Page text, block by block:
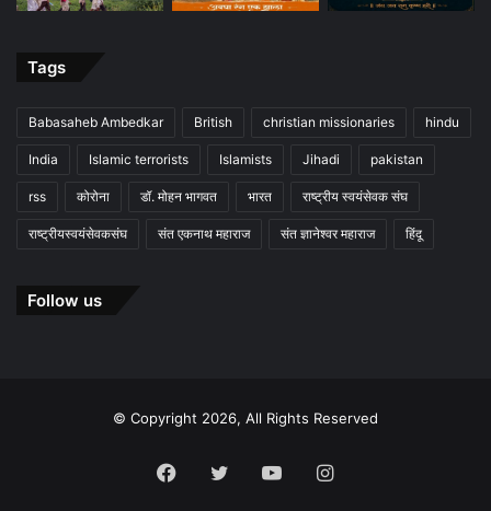
Tags
Babasaheb Ambedkar British christian missionaries hindu
India Islamic terrorists Islamists Jihadi pakistan
rss कोरोना डॉ. मोहन भागवत भारत राष्ट्रीय स्वयंसेवक संघ
राष्ट्रीयस्वयंसेवकसंघ संत एकनाथ महाराज संत ज्ञानेश्वर महाराज हिंदू
Follow us
© Copyright 2026, All Rights Reserved
Facebook
TwitterYouTubeInstagram